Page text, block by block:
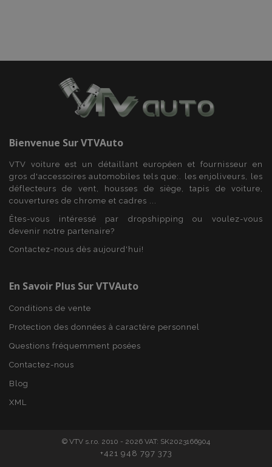
Bienvenue SurVTVAuto
VTV voiture est un détaillant européen et fournisseur en
gros d'accessoires automobiles tels que:. les enjoliveurs, les
déflecteurs de vent, housses de siège, tapis de voiture,
couvertures de chrome et cadres ...
Êtes-vous intéressé par dropshipping ou voulez-vous
devenir notre partenaire?
Contactez-nous dès aujourd'hui!
En Savoir Plus Sur VTVAuto
Conditions de vente
Protection des données à caractère personnel
Questions fréquemment posées
Contactez-nous
Blog
XML
© VTV s.r.o. 2010 - 2026 VAT: SK2023166904
+421 948 797 373
Strictement nécessaires
Ciblage
Fonctionnalité
fonctionnalités de base du site Web telles que la
connexion des utilisateurs et la gestion des
correctement sans les cookies strictement
nécessaires.
Nom
Fournisseur
mage-cache-sessid
Adobe Inc.